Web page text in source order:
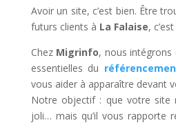
Avoir un site, c’est bien. Être
futurs clients à La Falaise,
Chez Migrinfo, nous intégrons
essentielles du
vous aider à apparaître devant
Notre objectif : que votre site
joli… mais qu’il vous rapporte